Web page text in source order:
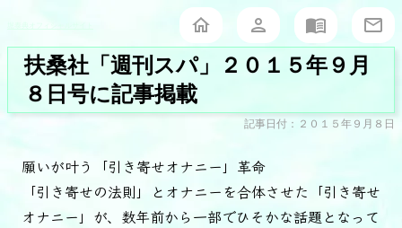
扶桑社「週刊スパ」２０１５年９月
８日号に記事掲載
記事日付：２０１５年９月８日
願いが叶う「引き寄せオナニー」革命
「引き寄せの法則」とオナニーを合体させた「引き寄せ
オナニー」が、数年前から一部でひそかな話題となって